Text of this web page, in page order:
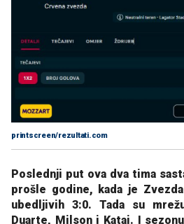
printscreen/rezultati.com
Poslednji put ova dva tima
prošle godine, kada je
ubedljivih 3:0. Tada su
Duarte, Milson i Katai. I